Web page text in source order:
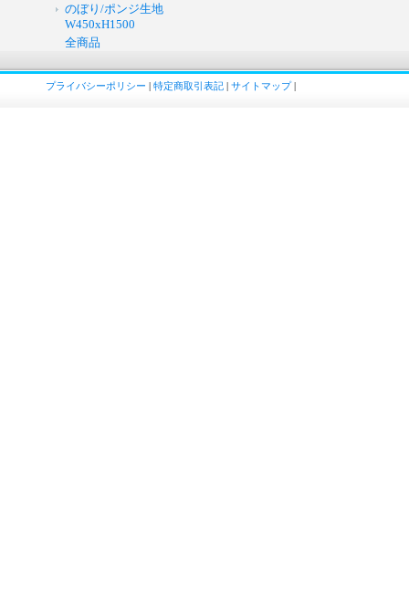
のぼり/ポンジ生地
W450xH1500
全商品
プライバシーポリシー | 特定商取引表記 | サイトマップ|